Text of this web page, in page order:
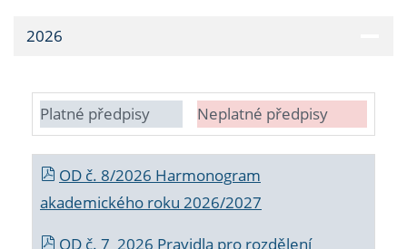
2026
Platné předpisy Neplatné předpisy
OD č. 8/2026 Harmonogram
akademického roku 2026/2027
OD č. 7_2026 Pravidla pro rozdělení